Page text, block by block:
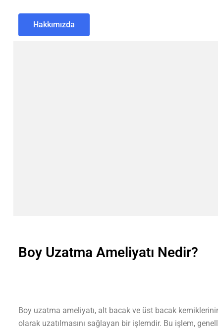
Hakkımızda
Boy Uzatma Ameliyatı Nedir?
Boy uzatma ameliyatı, alt bacak ve üst bacak
olarak uzatılmasını sağlayan bir işlemdir. Bu işlem,